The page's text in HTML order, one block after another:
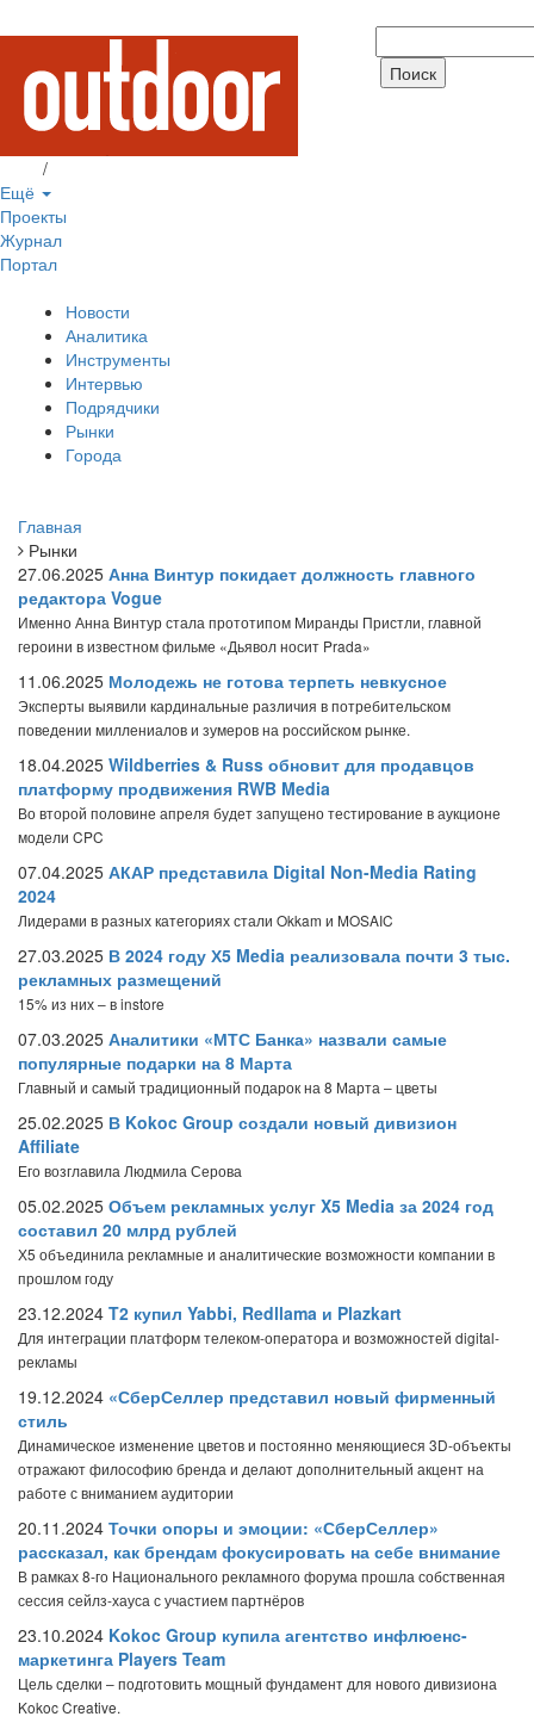
/
Ещё
Проекты
Журнал
Портал
Новости
Аналитика
Инструменты
Интервью
Подрядчики
Рынки
Города
Главная
Рынки
27.06.2025 Анна Винтур покидает должность главного
редактора Vogue
Именно Анна Винтур стала прототипом Миранды Пристли, главной
героини в известном фильме «Дьявол носит Prada»
11.06.2025 Молодежь не готова терпеть невкусное
Эксперты выявили кардинальные различия в потребительском
поведении миллениалов и зумеров на российском рынке.
18.04.2025 Wildberries & Russ обновит для продавцов
платформу продвижения RWB Media
Во второй половине апреля будет запущено тестирование в аукционе
модели CPC
07.04.2025 АКАР представила Digital Non-Media Rating
2024
Лидерами в разных категориях стали Okkam и MOSAIC
27.03.2025 В 2024 году Х5 Media реализовала почти 3 тыс.
рекламных размещений
15% из них – в instore
07.03.2025 Аналитики «МТС Банка» назвали самые
популярные подарки на 8 Марта
Главный и самый традиционный подарок на 8 Марта – цветы
25.02.2025 В Kokoc Group создали новый дивизион
Affiliate
Его возглавила Людмила Серова
05.02.2025 Объем рекламных услуг X5 Media за 2024 год
составил 20 млрд рублей
Х5 объединила рекламные и аналитические возможности компании в
прошлом году
23.12.2024 T2 купил Yabbi, Redllama и Plazkart
Для интеграции платформ телеком-оператора и возможностей digital-
рекламы
19.12.2024 «СберСеллер представил новый фирменный
стиль
Динамическое изменение цветов и постоянно меняющиеся 3D-объекты
отражают философию бренда и делают дополнительный акцент на
работе с вниманием аудитории
20.11.2024 Точки опоры и эмоции: «СберСеллер»
рассказал, как брендам фокусировать на себе внимание
В рамках 8-го Национального рекламного форума прошла собственная
сессия сейлз-хауса с участием партнёров
23.10.2024 Kokoc Group купила агентство инфлюенс-
маркетинга Players Team
Цель сделки – подготовить мощный фундамент для нового дивизиона
Kokoc Creative.